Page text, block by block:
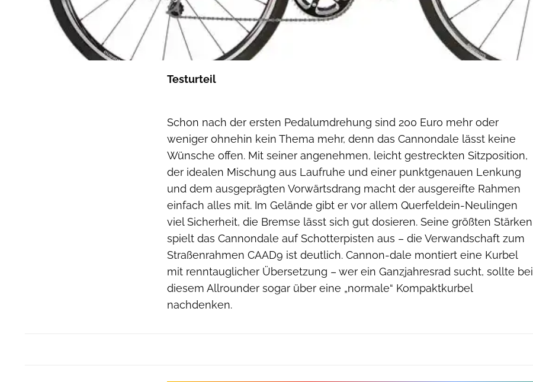
Testurteil
Schon nach der ersten Pedalumdrehung sind 200 Euro mehr oder
weniger ohnehin kein Thema mehr, denn das Cannondale lässt keine
Wünsche offen. Mit seiner angenehmen, leicht gestreckten Sitzposition,
der idealen Mischung aus Laufruhe und einer punktgenauen Lenkung
und dem ausgeprägten Vorwärtsdrang macht der ausgereifte Rahmen
einfach alles mit. Im Gelände gibt er vor allem Querfeldein-Neulingen
viel Sicherheit, die Bremse lässt sich gut dosieren. Seine größten Stärken
spielt das Cannondale auf Schotterpisten aus – die Verwandschaft zum
Straßenrahmen CAAD9 ist deutlich. Cannon-dale montiert eine Kurbel
mit renntauglicher Übersetzung – wer ein Ganzjahresrad sucht, sollte bei
diesem Allrounder sogar über eine „normale“ Kompaktkurbel
nachdenken.